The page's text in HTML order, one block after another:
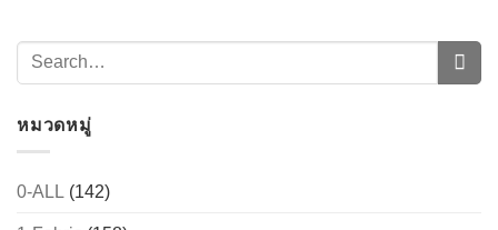
หมวดหมู่
0-ALL (142)